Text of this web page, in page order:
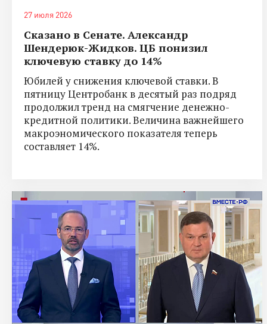
27 июля 2026
Сказано в Сенате. Александр
Шендерюк-Жидков. ЦБ понизил
ключевую ставку до 14%
Юбилей у снижения ключевой ставки. В
пятницу Центробанк в десятый раз подряд
продолжил тренд на смягчение денежно-
кредитной политики. Величина важнейшего
макроэномического показателя теперь
составляет 14%.